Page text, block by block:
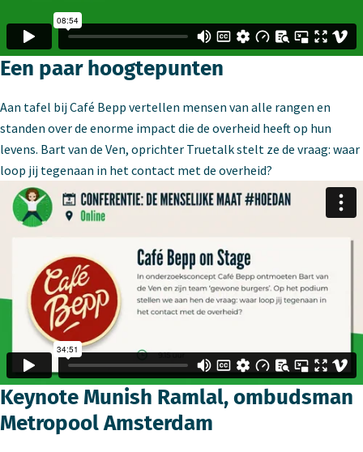
Een paar hoogtepunten
Aan tafel bij Café Bepp vertellen mensen van alle rangen en
standen over de enorme impact die de overheid heeft op hun
levens. Bart van de Ven, oprichter Truetalk stelt ze de vraag: waar
loop jij tegenaan in het contact met de overheid?
Keynote Munish Ramlal, ombudsman
Metropool Amsterdam